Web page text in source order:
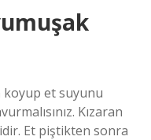
koyup et suyunu
Kızaran
Et piştikten sonra